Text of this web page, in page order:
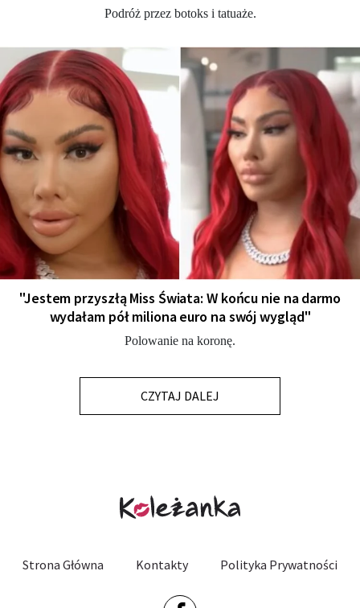
Podróż przez botoks i tatuaże.
"Jestem przyszłą Miss Świata: W końcu nie na darmo
wydałam pół miliona euro na swój wygląd"
Polowanie na koronę.
CZYTAJ DALEJ
Strona Główna Kontakty Polityka Prywatności